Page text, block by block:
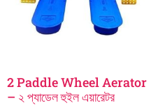
2 Paddle Wheel Aerator
– ২ প্যাডেল হুইল এয়ারেটর